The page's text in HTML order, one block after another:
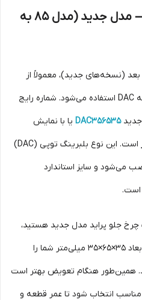
بلبرینگ چرخ جلو پراید — مدل جدید (مدل 85 به
تولید از سال 85 به بعد (نسخه‌های جدید)، معمولاً از
بلبرینگ‌های توپی-هاب با مشخصه DAC استفاده می‌شود. شماره رایج
جدیدDAC356535 یا با نمایش
است. این نوع بلبرینگ توپی (DAC)
می‌شود و سایز استاندارد
چرخ جلو پراید مدل جدید هستید،
جستجو بر اساس DAC356535 و ابعاد 35×65×35 میلی‌متر شما را
همین‌طور هنگام تعویض بهتر است
مناسب انتخاب شود تا عمر قطعه و